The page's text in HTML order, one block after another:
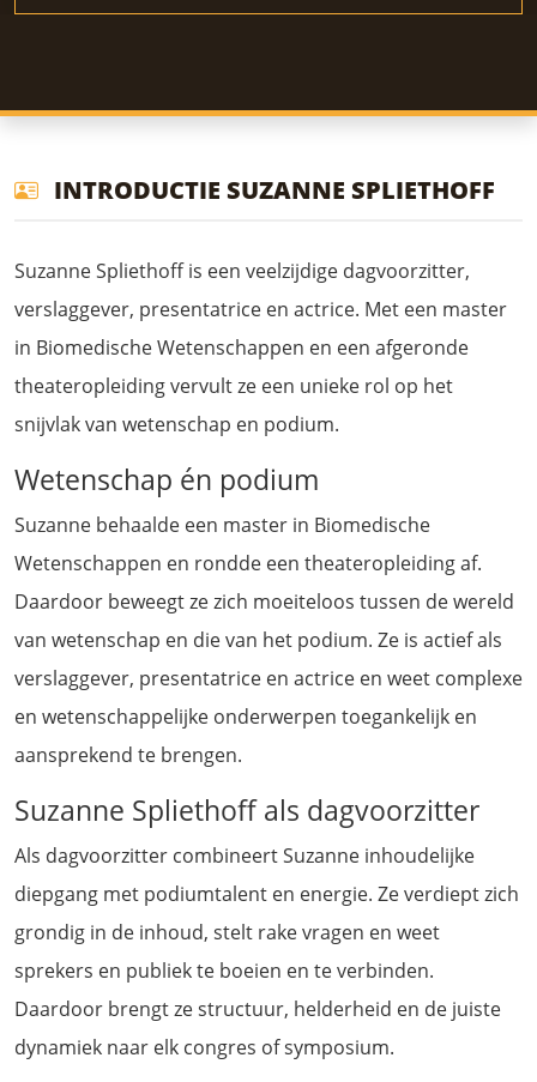
INTRODUCTIE SUZANNE SPLIETHOFF
Suzanne Spliethoff is een veelzijdige dagvoorzitter,
verslaggever, presentatrice en actrice. Met een master
in Biomedische Wetenschappen en een afgeronde
theateropleiding vervult ze een unieke rol op het
snijvlak van wetenschap en podium.
Wetenschap én podium
Suzanne behaalde een master in Biomedische
Wetenschappen en rondde een theateropleiding af.
Daardoor beweegt ze zich moeiteloos tussen de wereld
van wetenschap en die van het podium. Ze is actief als
verslaggever, presentatrice en actrice en weet complexe
en wetenschappelijke onderwerpen toegankelijk en
aansprekend te brengen.
Suzanne Spliethoff als dagvoorzitter
Als dagvoorzitter combineert Suzanne inhoudelijke
diepgang met podiumtalent en energie. Ze verdiept zich
grondig in de inhoud, stelt rake vragen en weet
sprekers en publiek te boeien en te verbinden.
Daardoor brengt ze structuur, helderheid en de juiste
dynamiek naar elk congres of symposium.